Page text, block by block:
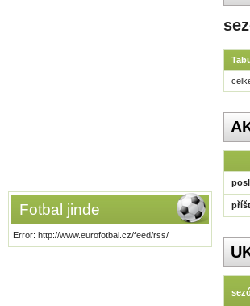
Fotbal jinde
Error: http://www.eurofotbal.cz/feed/rss/